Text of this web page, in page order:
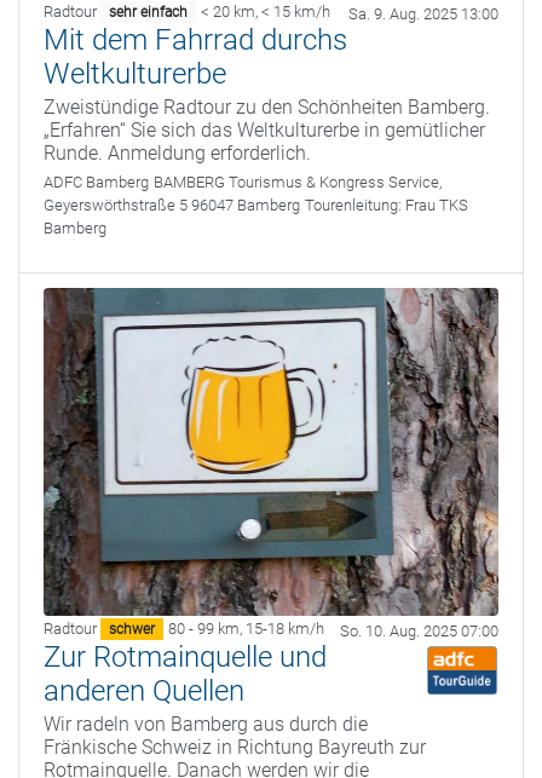
Radtour sehr einfach < 20 km, < 15 km/h Sa. 9. Aug. 2025 13:00
Mit dem Fahrrad durchs
Weltkulturerbe
Zweistündige Radtour zu den Schönheiten Bamberg.
„Erfahren“ Sie sich das Weltkulturerbe in gemütlicher
Runde. Anmeldung erforderlich.
ADFC Bamberg BAMBERG Tourismus & Kongress Service,
Geyerswörthstraße 5 96047 Bamberg Tourenleitung: Frau TKS
Bamberg
Radtour schwer 80 - 99 km, 15-18 km/h So. 10. Aug. 2025 07:00
Zur Rotmainquelle und
anderen Quellen
Wir radeln von Bamberg aus durch die
Fränkische Schweiz in Richtung Bayreuth zur
Rotmainquelle. Danach werden wir die